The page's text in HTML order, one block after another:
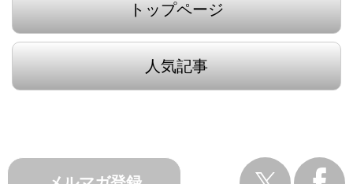
トップページ
人気記事